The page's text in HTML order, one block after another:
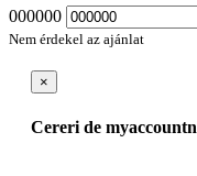
000000
Nem érdekel az ajánlat
×
Cereri de myaccountn